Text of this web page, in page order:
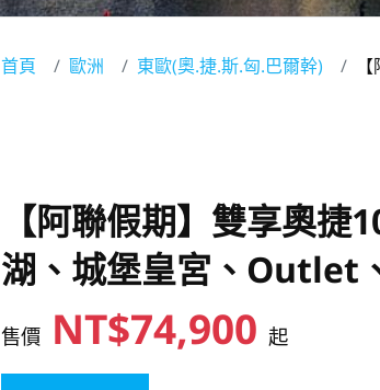
首頁 歐洲 東歐(奧.捷.斯.匈.巴爾幹)
【阿聯假期】雙享奧
湖、城堡皇宮、Outlet
售價 NT$74,900起